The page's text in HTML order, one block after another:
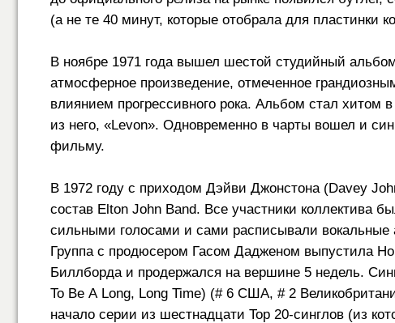
(а не те 40 минут, которые отобрала для пластинки
В ноябре 1971 года вышел шестой студийный
атмосферное произведение, отмеченное
влиянием прогрессивного рока. Альбом стал
из него, «Levon». Одновременно в чарты вошел и
фильму.
В 1972 году с приходом Дэйви Джонстона (Davey
состав Elton John Band. Все участники коллектива
сильными голосами и сами расписывали вокальные
Группа с продюсером Гасом Дадженом выпустила
Биллборда и продержался на вершине 5 недель.
To Be A Long, Long Time) (# 6 США, # 2
начало серии из шестнадцати Top 20-синглов (из